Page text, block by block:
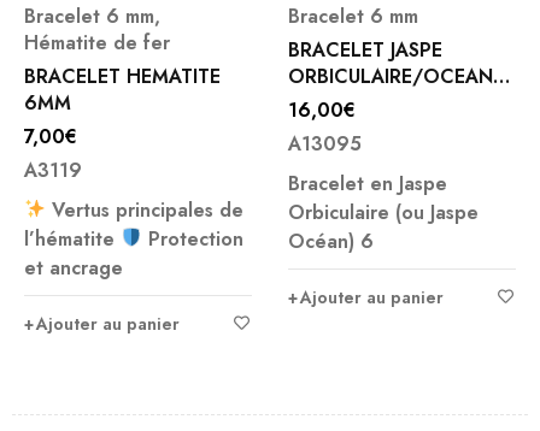
6 mm,
de fer
HEMATITE
€
Vertus principales de
Protection
ancrage
au panier
Bracelet 6 mm
BRACELET JASPE
ORBICULAIRE/OCEAN
ROSE 6 MM
16,00€
A13095
Bracelet en Jaspe
Orbiculaire (ou Jaspe
Océan) 6
Ajouter au panier